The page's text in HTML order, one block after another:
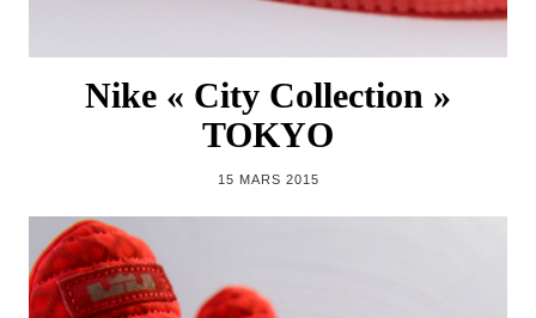
Nike « City Collection »
TOKYO
15 MARS 2015